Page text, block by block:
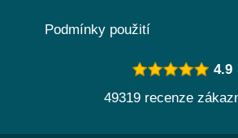
Podmínky použití
4.9
49319 recenze